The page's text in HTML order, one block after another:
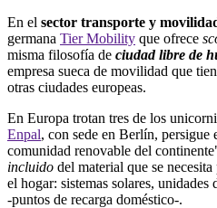
En el sector transporte y
germana Tier Mobility que ofrece
misma filosofía de ciudad libre de
empresa sueca de movilidad que
otras ciudades europeas.
En Europa trotan tres de los
Enpal, con sede en Berlín,
comunidad renovable del
incluido del material que se
el hogar: sistemas solares, unidades
-puntos de recarga doméstico-.